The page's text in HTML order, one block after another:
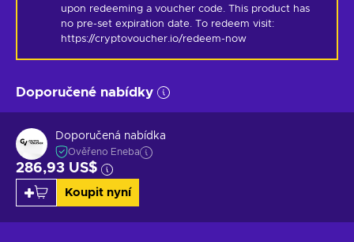
upon redeeming a voucher code. This product has
no pre-set expiration date. To redeem visit:
https://cryptovoucher.io/redeem-now
Doporučené nabídky
Doporučená nabídka
Ověřeno Eneba
286,93 US$
Koupit nyní